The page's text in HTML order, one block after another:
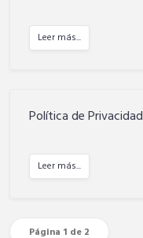
Leer más...
Política de Privacidad
Leer más...
Página 1 de 2